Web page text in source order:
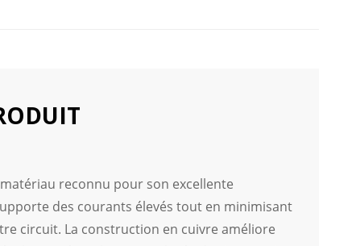
reconnu pour son excellente
des courants élevés tout en minimisant
circuit. La construction en cuivre améliore